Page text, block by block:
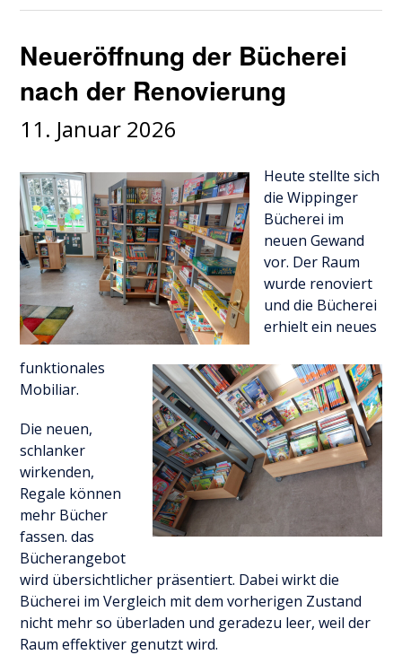
Neueröffnung der Bücherei
nach der Renovierung
11. Januar 2026
Heute stellte sich
die Wippinger
Bücherei im
neuen Gewand
vor. Der Raum
wurde renoviert
und die Bücherei
erhielt ein neues
funktionales
Mobiliar.
Die neuen,
schlanker
wirkenden,
Regale können
mehr Bücher
fassen. das
Bücherangebot
wird übersichtlicher präsentiert. Dabei wirkt die
Bücherei im Vergleich mit dem vorherigen Zustand
nicht mehr so überladen und geradezu leer, weil der
Raum effektiver genutzt wird.